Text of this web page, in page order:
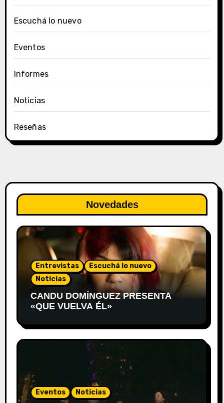
Escuchá lo nuevo
Eventos
Informes
Noticias
Reseñas
Novedades
Entrevistas
Escuchá lo nuevo
Noticias
CANDU DOMÍNGUEZ PRESENTA
«QUE VUELVA ÉL»
Eventos Noticias